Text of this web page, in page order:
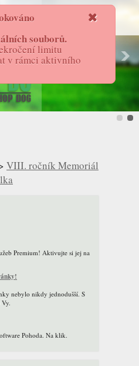
souborů.
limitu
v rámci aktivního
VIII. ročník Memoriál
Premium! Aktivujte si jej na
nebylo nikdy jednodušší. S
Pohoda. Na klik.